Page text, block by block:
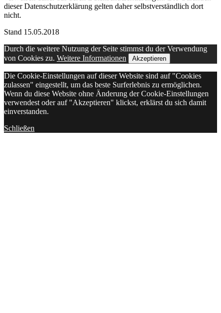
dieser Datenschutzerklärung gelten daher selbstverständlich dort
nicht.
Stand 15.05.2018
Durch die weitere Nutzung der Seite stimmst du der Verwendung
von Cookies zu. Weitere Informationen Akzeptieren
Die Cookie-Einstellungen auf dieser Website sind auf "Cookies
zulassen" eingestellt, um das beste Surferlebnis zu ermöglichen.
Wenn du diese Website ohne Änderung der Cookie-Einstellungen
verwendest oder auf "Akzeptieren" klickst, erklärst du sich damit
einverstanden.
Schließen